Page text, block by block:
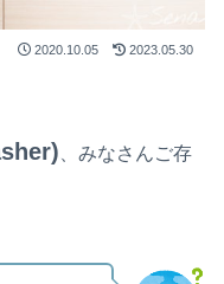
2020.10.05 2023.05.30
、みなさんご存